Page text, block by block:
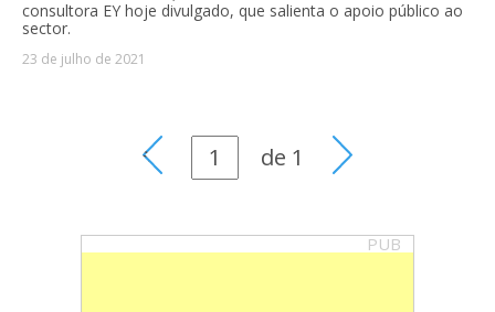
consultora EY hoje divulgado, que salienta o apoio público ao
sector.
23 de julho de 2021
de 1
PUB